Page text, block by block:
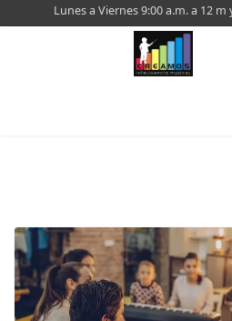
Lunes a Viernes 9:00 a.m. a 12 m